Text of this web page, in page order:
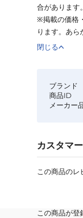
合があります。
※掲載の価格
ります。あら
閉じる
ブランド
商品ID
メーカー
カスタマ
この商品のレ
この商品が登